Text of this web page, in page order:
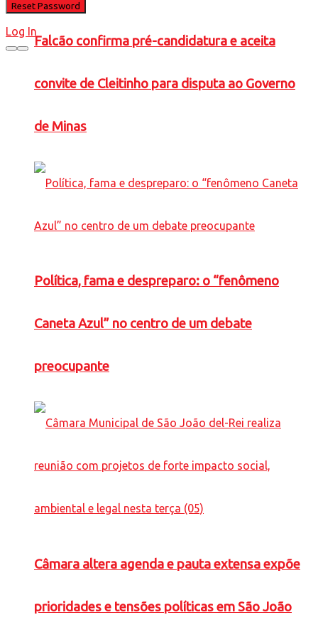
Falcão confirma pré-candidatura e aceita
convite de Cleitinho para disputa ao Governo
de Minas
Política, fama e despreparo: o “fenômeno
Caneta Azul” no centro de um debate
preocupante
Câmara altera agenda e pauta extensa expõe
prioridades e tensões políticas em São João
Log In